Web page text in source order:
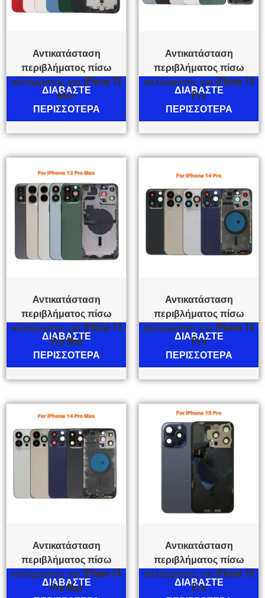
Αντικατάσταση
περιβλήματος πίσω
καλύμματος για iPhone 13
Μίνι
ΔΙΑΒΆΣΤΕ
ΠΕΡΙΣΣΌΤΕΡΑ
Αντικατάσταση
περιβλήματος πίσω
καλύμματος για iPhone 13
Pro
ΔΙΑΒΆΣΤΕ
ΠΕΡΙΣΣΌΤΕΡΑ
Αντικατάσταση
περιβλήματος πίσω
καλύμματος για iPhone 13
Pro Max
ΔΙΑΒΆΣΤΕ
ΠΕΡΙΣΣΌΤΕΡΑ
Αντικατάσταση
περιβλήματος πίσω
καλύμματος για iPhone 14
Pro
ΔΙΑΒΆΣΤΕ
ΠΕΡΙΣΣΌΤΕΡΑ
Αντικατάσταση
περιβλήματος πίσω
καλύμματος για iPhone 14
Pro Max
ΔΙΑΒΆΣΤΕ
Αντικατάσταση
περιβλήματος πίσω
καλύμματος για iPhone 15
Pro
ΔΙΑΒΆΣΤΕ